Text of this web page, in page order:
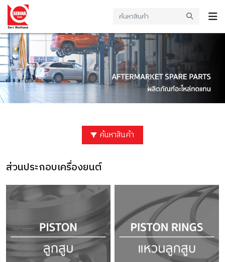
ค้นหาสินค้า
ส่วนประกอบเครื่องยนต์